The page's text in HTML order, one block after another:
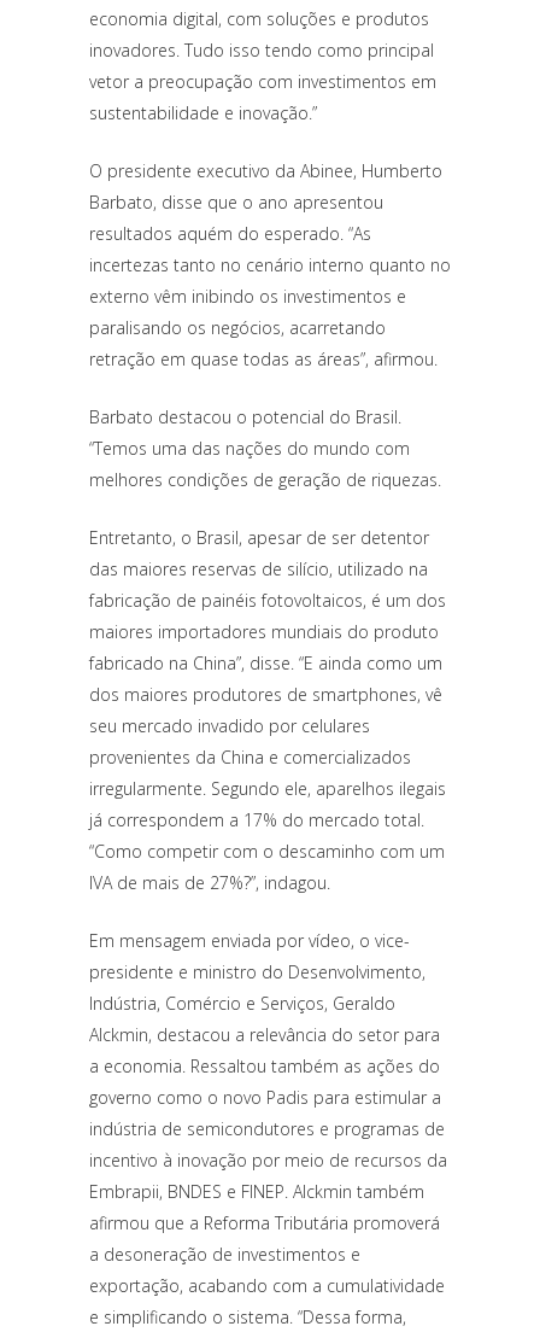
economia digital, com soluções e produtos
inovadores. Tudo isso tendo como principal
vetor a preocupação com investimentos em
sustentabilidade e inovação.”
O presidente executivo da Abinee, Humberto
Barbato, disse que o ano apresentou
resultados aquém do esperado. “As
incertezas tanto no cenário interno quanto no
externo vêm inibindo os investimentos e
paralisando os negócios, acarretando
retração em quase todas as áreas”, afirmou.
Barbato destacou o potencial do Brasil.
“Temos uma das nações do mundo com
melhores condições de geração de riquezas.
Entretanto, o Brasil, apesar de ser detentor
das maiores reservas de silício, utilizado na
fabricação de painéis fotovoltaicos, é um dos
maiores importadores mundiais do produto
fabricado na China”, disse. “E ainda como um
dos maiores produtores de smartphones, vê
seu mercado invadido por celulares
provenientes da China e comercializados
irregularmente. Segundo ele, aparelhos ilegais
já correspondem a 17% do mercado total.
“Como competir com o descaminho com um
IVA de mais de 27%?”, indagou.
Em mensagem enviada por vídeo, o vice-
presidente e ministro do Desenvolvimento,
Indústria, Comércio e Serviços, Geraldo
Alckmin, destacou a relevância do setor para
a economia. Ressaltou também as ações do
governo como o novo Padis para estimular a
indústria de semicondutores e programas de
incentivo à inovação por meio de recursos da
Embrapii, BNDES e FINEP. Alckmin também
afirmou que a Reforma Tributária promoverá
a desoneração de investimentos e
exportação, acabando com a cumulatividade
e simplificando o sistema. “Dessa forma,